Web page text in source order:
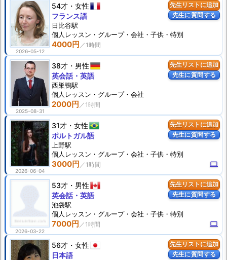
先生リストに追加
先生に質問する
2026-05-12
54才 女性
4000円
フランス語
日比谷駅
個人 レッスン ・グループ・会社・子供・特別
先生リストに追加
先生に質問する
2025-08-31
38才 男性
2000円
英会話・英語
西巣鴨駅
個人 レッスン ・グループ・会社
先生リストに追加
先生に質問する
2026-06-04
31才 女性
3000円 computer
ポルトガル語
上野駅
個人 レッスン ・グループ・会社・子供・特別
先生リストに追加
先生に質問する
2026-03-22
53才 男性
7000円 computer
英会話・英語
池袋駅
個人 レッスン ・グループ・会社・子供・特別
先生リストに追加
先生に質問する
56才 女性
日本語